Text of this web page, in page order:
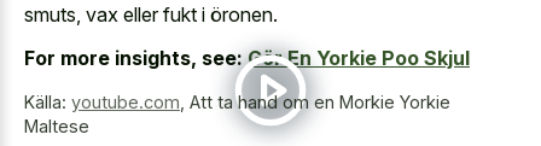
smuts, vax eller fukt i öronen.
For more insights, see: Gör En Yorkie Poo Skjul
Källa: youtube.com, Att ta hand om en Morkie Yorkie
Maltese